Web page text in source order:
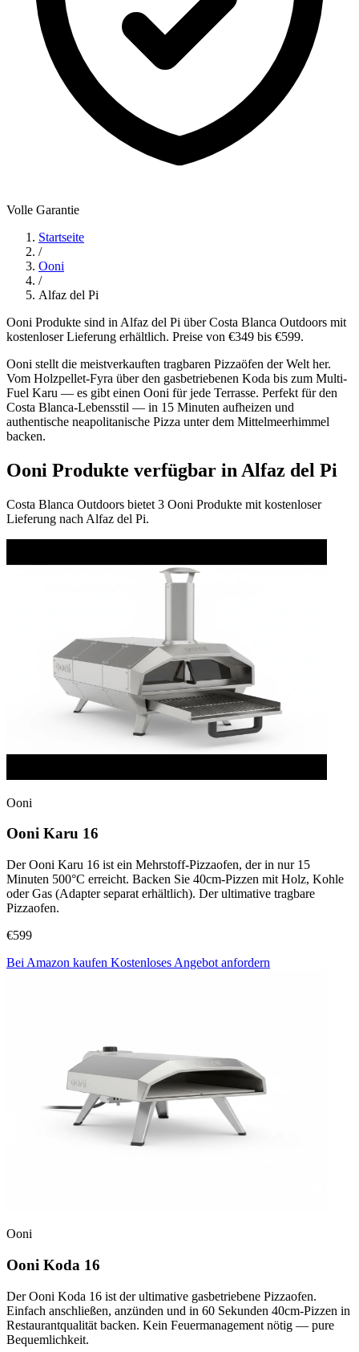
Volle Garantie
Startseite
/
Ooni
/
Alfaz del Pi
Ooni Produkte sind in Alfaz del Pi über Costa Blanca Outdoors mit
kostenloser Lieferung erhältlich. Preise von €349 bis €599.
Ooni stellt die meistverkauften tragbaren Pizzaöfen der Welt her.
Vom Holzpellet-Fyra über den gasbetriebenen Koda bis zum Multi-
Fuel Karu — es gibt einen Ooni für jede Terrasse. Perfekt für den
Costa Blanca-Lebensstil — in 15 Minuten aufheizen und
authentische neapolitanische Pizza unter dem Mittelmeerhimmel
backen.
Ooni Produkte verfügbar in Alfaz del Pi
Costa Blanca Outdoors bietet 3 Ooni Produkte mit kostenloser
Lieferung nach Alfaz del Pi.
Ooni
Ooni Karu 16
Der Ooni Karu 16 ist ein Mehrstoff-Pizzaofen, der in nur 15
Minuten 500°C erreicht. Backen Sie 40cm-Pizzen mit Holz, Kohle
oder Gas (Adapter separat erhältlich). Der ultimative tragbare
Pizzaofen.
€599
Bei Amazon kaufen Kostenloses Angebot anfordern
Ooni
Ooni Koda 16
Der Ooni Koda 16 ist der ultimative gasbetriebene Pizzaofen.
Einfach anschließen, anzünden und in 60 Sekunden 40cm-Pizzen in
Restaurantqualität backen. Kein Feuermanagement nötig — pure
Bequemlichkeit.